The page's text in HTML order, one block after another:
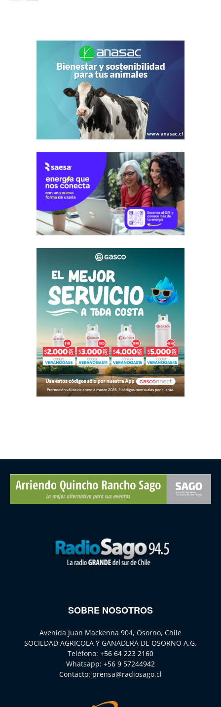
SOBRE NOSOTROS
Avenida Juan Mackenna 904, Osorno, Chile
SOCIEDAD AGRICOLA Y GANADERA DE OSORNO A.G.
Teléfono: +56 64 223 2160
Whatsapp: +56 9 57244942
Contacto: prensa@radiosago.cl